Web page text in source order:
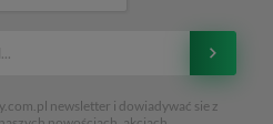
newsletter i dowiadywać sie z